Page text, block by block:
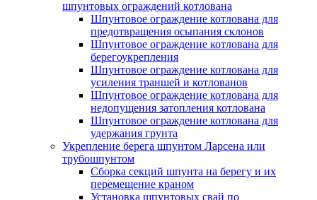
шпунтовых ограждений котлована
Шпунтовое ограждение котлована для
предотвращения осыпания склонов
Шпунтовое ограждение котлована для
берегоукрепления
Шпунтовое ограждение котлована для
усиления траншей и котлованов
Шпунтовое ограждение котлована для
недопущения затопления котлована
Шпунтовое ограждение котлована для
удержания грунта
Укрепление берега шпунтом Ларсена или
трубошпунтом
Сборка секций шпунта на берегу и их
перемещение краном
Установка шпунтовых свай по